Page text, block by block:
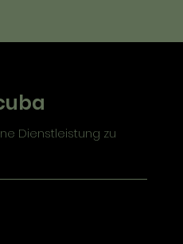
Dienstleistung zu